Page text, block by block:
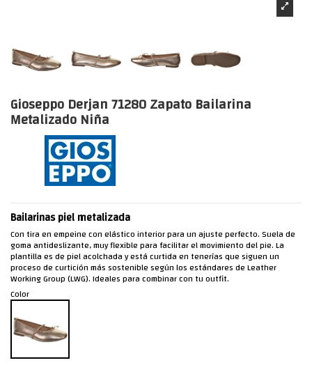
Gioseppo Derjan 71280 Zapato Bailarina
Metalizado Niña
Bailarinas piel metalizada
Con tira en empeine con elástico interior para un ajuste perfecto. Suela de
goma antideslizante, muy flexible para facilitar el movimiento del pie. La
plantilla es de piel acolchada y está curtida en tenerías que siguen un
proceso de curtición más sostenible según los estándares de Leather
Working Group (LWG). Ideales para combinar con tu outfit.
Color